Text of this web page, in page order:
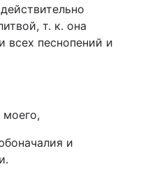
т. к. она
всех песнопений и
и